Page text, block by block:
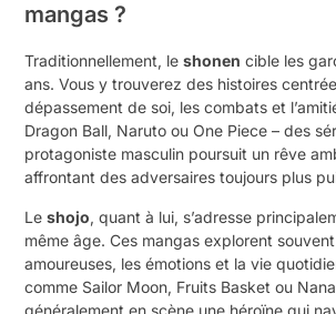
mangas ?
Traditionnellement, leshonen cible les
ans. Vous y trouverez des histoires
dépassement de soi, les combats et
Dragon Ball, Naruto ou One Piece – des
protagoniste masculin poursuit un rêve
affrontant des adversaires toujours plus
Leshojo, quant à lui, s’adresse
même âge. Ces mangas explorent
amoureuses, les émotions et la vie
comme Sailor Moon, Fruits Basket ou
généralement en scène une héroïne qui